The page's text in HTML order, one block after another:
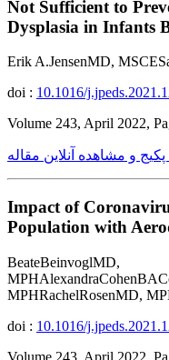
Not Sufficient to
Dysplasia in Infants
Erik A.JensenMD,
doi : 10.1016/
Volume 243, April 2022,
و مشاهده آنلاین مقاله
Impact of
Population with
BeateBeinvoglMD,
MPHRachelRosenMD,
doi : 10.1016/
Volume 243, April 2022,